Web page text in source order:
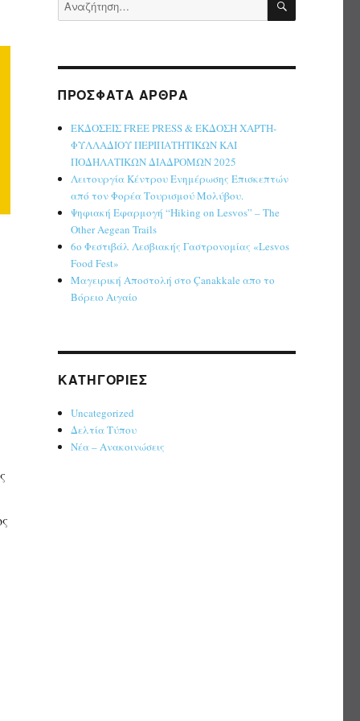
για:
ΠΡΌΣΦΑΤΑ ΆΡΘΡΑ
ΕΚΔΟΣΕΙΣ FREE PRESS & ΕΚΔΟΣΗ ΧΑΡΤΗ-
ΦΥΛΛΑΔΙΟΥ ΠΕΡΙΠΑΤΗΤΙΚΩΝ ΚΑΙ
ΠΟΔΗΛΑΤΙΚΩΝ ΔΙΑΔΡΟΜΩΝ 2025
Λειτουργία Κέντρου Ενημέρωσης Επισκεπτών
από τον Φορέα Τουρισμού Μολύβου.
Ψηφιακή Εφαρμογή “Hiking on Lesvos” – The
Other Aegean Trails
6ο Φεστιβάλ Λεσβιακής Γαστρονομίας «Lesvos
Food Fest»
Μαγειρική Αποστολή στο Çanakkale απο το
Βόρειο Αιγαίο
KΑΤΗΓΟΡΊΕΣ
Uncategorized
Δελτία Τύπου
Νέα – Ανακοινώσεις